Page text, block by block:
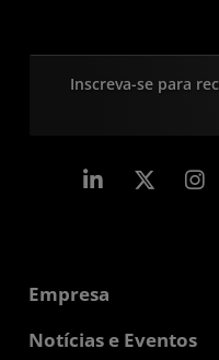
Inscreva-se para
Linkedin
Empresa
Sobre a AMD
Notícias e Eventos